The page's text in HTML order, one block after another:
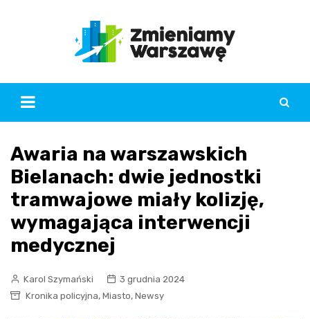
Awaria na warszawskich
Bielanach: dwie jednostki
tramwajowe miały kolizję,
wymagająca interwencji
medycznej
Karol Szymański
3 grudnia 2024
Kronika policyjna, Miasto, Newsy